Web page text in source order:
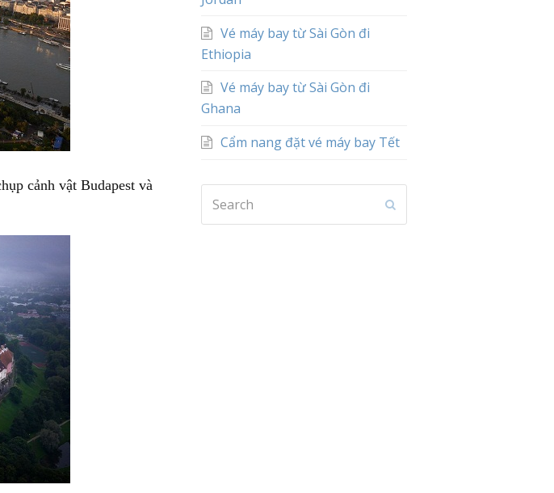
cảnh vật Budapest và
Vé máy bay từ Sài Gòn đi
Ethiopia
Vé máy bay từ Sài Gòn đi
Ghana
Cẩm nang đặt vé máy bay Tết